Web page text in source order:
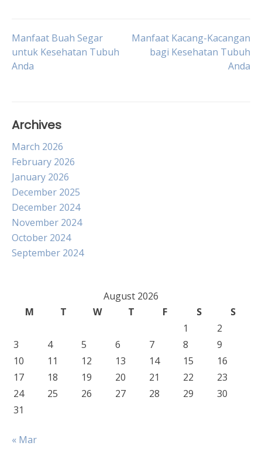
Post
navigation
Manfaat Buah Segar
untuk Kesehatan Tubuh
Anda
Manfaat Kacang-Kacangan
bagi Kesehatan Tubuh
Anda
Archives
March 2026
February 2026
January 2026
December 2025
December 2024
November 2024
October 2024
September 2024
August 2026
M
T W T F S
S
1
2
3
4 5 6 7 8
9
10
11 12 13 14 15
16
17
18 19 20 21 22
23
24
25 26 27 28 29
30
31
« Mar